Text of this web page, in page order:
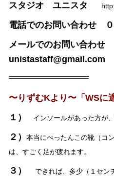
スタジオ ユニスタ
電話でのお問い合わせ
メールでのお問い合わせ
unistastaff@gmail.com
〜りずむKより〜「WSに
１）
インソールがあった方が
２）
本当にぺったんこの靴（コ
は、すごく足が疲れます。
３）
できれば、多少（１セン